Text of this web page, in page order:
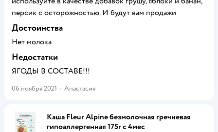
персик с осторожностью. И будут вам продажи
Достоинства
Нет молока
Недостатки
ЯГОДЫ В СОСТАВЕ!!!
06 ноября 2021 · Анастасия
Каша Fleur Alpine безмолочная гречневая
гипоаллергенная 175г с 4мес